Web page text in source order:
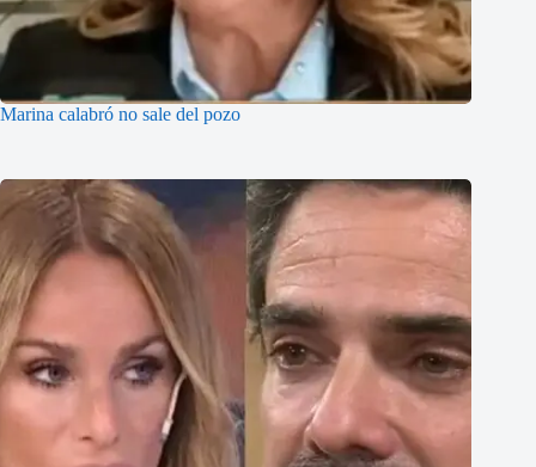
Marina calabró no sale del pozo